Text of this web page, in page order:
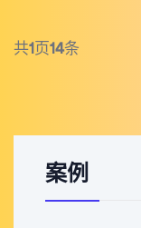
共1 页14条
案例